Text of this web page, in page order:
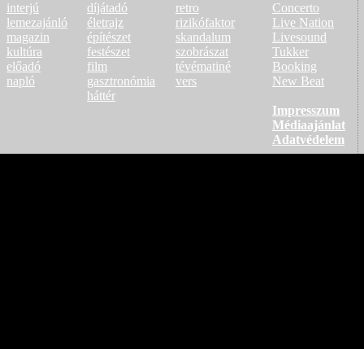
interjú
lemezajánló
magazin
kultúra
előadó
napló
díjátadó
életrajz
építészet
festészet
film
gasztronómia
háttér
retro
rizikófaktor
skandalum
szobrászat
tévématiné
vers
Concerto
Live Nation
Livesound
Tukker
Booking
New Beat
Impresszum
Médiaajánlat
Adatvédelem